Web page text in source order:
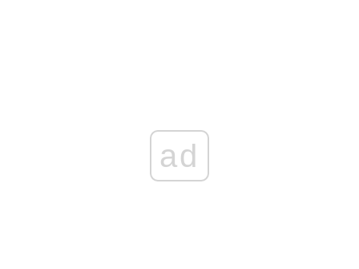
ad